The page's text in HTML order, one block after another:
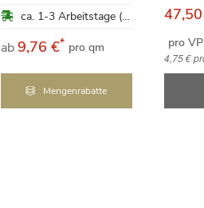
ca. 1-3 Arbeitstage (Mo-Fr)
ab 9,76 €* pro qm
Mengenrabatte
pro
4,75 €